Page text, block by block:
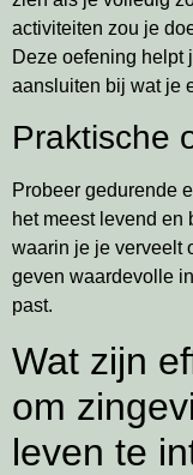
activiteiten zou je
Deze oefening helpt
aansluiten bij wat je
Praktische
Probeer gedurende
het meest levend en
waarin je je verveelt
geven waardevolle
past.
Wat zijn
om
leven te